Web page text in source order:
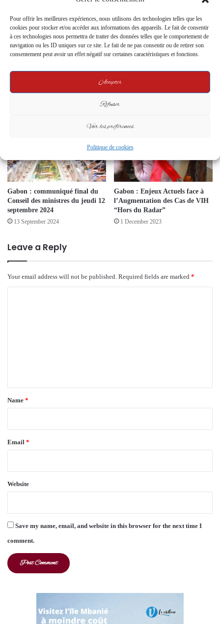
Pour offrir les meilleures expériences, nous utilisons des technologies telles que les
cookies pour stocker et/ou accéder aux informations des appareils. Le fait de consentir
à ces technologies nous permettra de traiter des données telles que le comportement de
navigation ou les ID uniques sur ce site. Le fait de ne pas consentir ou de retirer son
consentement peut avoir un effet négatif sur certaines caractéristiques et fonctions.
Accepter
Refuser
Voir les préférences
Politique de cookies
travaux de voiries à Mimongo
10 October 2023
Le Président de la Transition
lance officiellement le
Gabon : communiqué final du
Conseil des ministres du jeudi 12
septembre 2024
13 September 2024
Gabon : Enjeux Actuels face à
l’Augmentation des Cas de VIH
“Hors du Radar”
1 December 2023
Leave a Reply
Your email address will not be published. Required fields are marked *
*
Name *
Email *
Website
Save my name, email, and website in this browser for the next time I
comment.